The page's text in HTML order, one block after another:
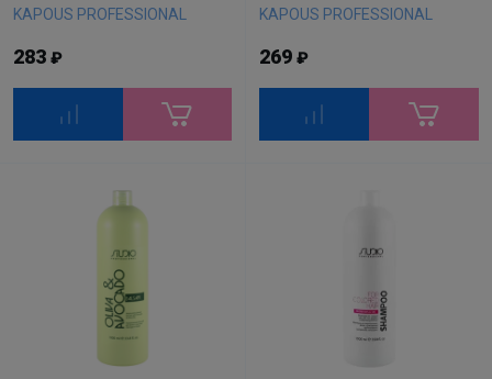
KAPOUS PROFESSIONAL
283 ₽
KAPOUS PROFESSIONAL
269 ₽